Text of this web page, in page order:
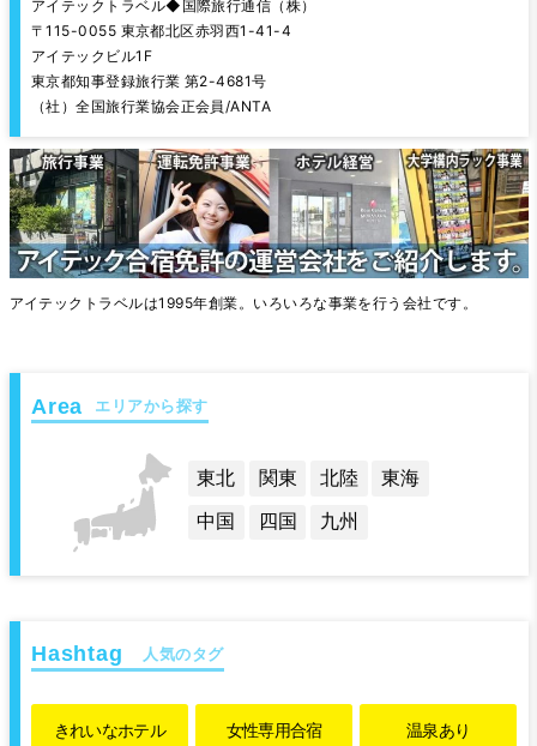
アイテックトラベル◆国際旅行通信（株）
〒115-0055 東京都北区赤羽西1-41-4
アイテックビル1F
東京都知事登録旅行業 第2-4681号
（社）全国旅行業協会正会員/ANTA
アイテックトラベルは1995年創業。いろいろな事業を行う会社です。
エリアから探す
東北 関東 北陸
東海
中国
四国 九州
人気のタグ
きれいなホテル 女性専用合宿 温泉あり